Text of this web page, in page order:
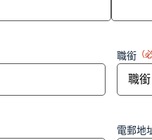
職銜（
電郵地